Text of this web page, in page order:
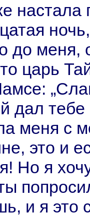
до меня,
царь
дал
меня с
это и
Но я
и я это